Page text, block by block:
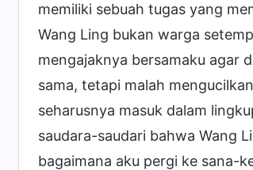
memiliki sebuah tugas yang
Wang Ling bukan warga
mengajaknya bersamaku agar
sama, tetapi malah
seharusnya masuk dalam
saudara-saudari bahwa Wang
bagaimana aku pergi ke sana-